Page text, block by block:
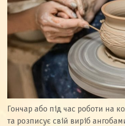
Гончар або під час роботи на
та розписує свій виріб